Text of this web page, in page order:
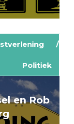
Politiek
en Rob